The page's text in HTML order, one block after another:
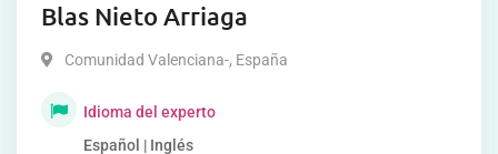
Blas Nieto Arriaga
Comunidad Valenciana-, España
Idioma del experto
Español | Inglés